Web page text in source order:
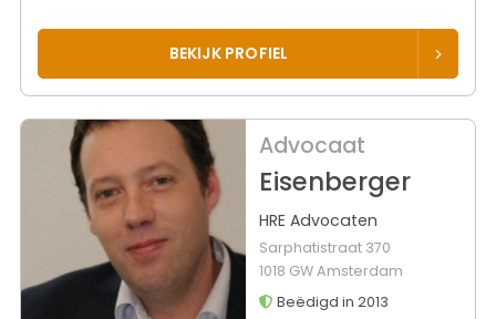
BEKIJK PROFIEL
Advocaat
Eisenberger
HRE Advocaten
Sarphatistraat 370
1018 GW Amsterdam
Beëdigd in 2013